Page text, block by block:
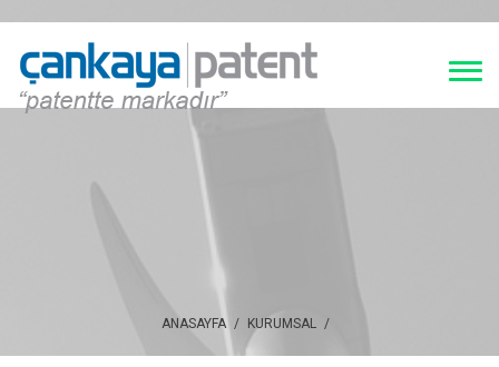
ANASAYFA / KURUMSAL /